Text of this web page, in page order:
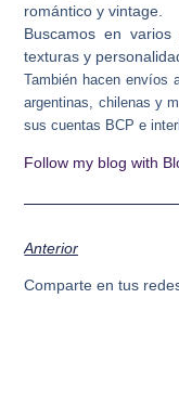
romántico y vintage.
Buscamos en
texturas y
También hacen envíos
argentinas, chilenas y
sus cuentas BCP e
Follow my blog with
Anterior
Comparte en tus